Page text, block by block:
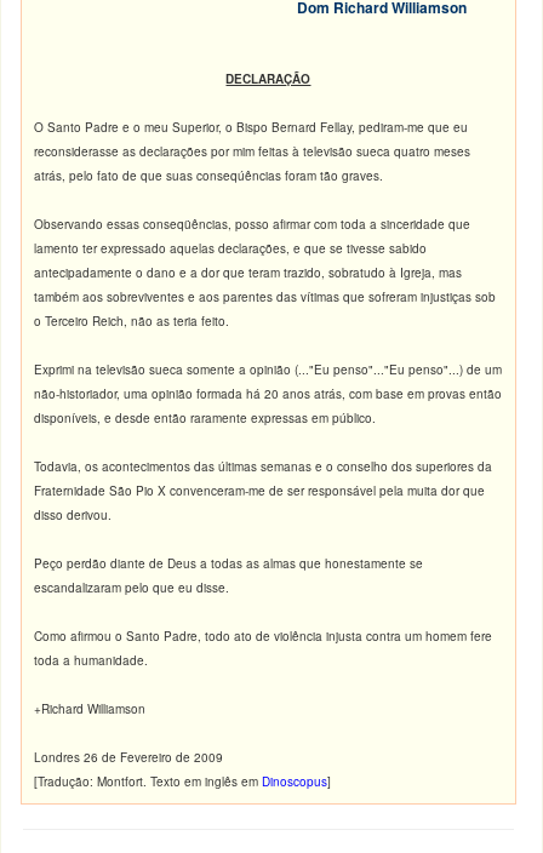
Dom Richard Williamson
DECLARAÇÃO
O Santo Padre e o meu Superior, o Bispo Bernard Fellay, pediram-me que eu
reconsiderasse as declarações por mim feitas à televisão sueca quatro meses
atrás, pelo fato de que suas conseqúências foram tão graves.
Observando essas conseqüências, posso afirmar com toda a sinceridade que
lamento ter expressado aquelas declarações, e que se tivesse sabido
antecipadamente o dano e a dor que teram trazido, sobratudo à Igreja, mas
também aos sobreviventes e aos parentes das vítimas que sofreram injustiças sob
o Terceiro Reich, não as teria feito.
Exprimi na televisão sueca somente a opinião (..."Eu penso"..."Eu penso"...) de um
não-historiador, uma opinião formada há 20 anos atrás, com base em provas então
disponíveis, e desde então raramente expressas em público.
Todavia, os acontecimentos das últimas semanas e o conselho dos superiores da
Fraternidade São Pio X convenceram-me de ser responsável pela muita dor que
disso derivou.
Peço perdão diante de Deus a todas as almas que honestamente se
escandalizaram pelo que eu disse.
Como afirmou o Santo Padre, todo ato de violência injusta contra um homem fere
toda a humanidade.
+Richard Williamson
Londres 26 de Fevereiro de 2009
[Tradução: Montfort. Texto em inglês emDinoscopus]